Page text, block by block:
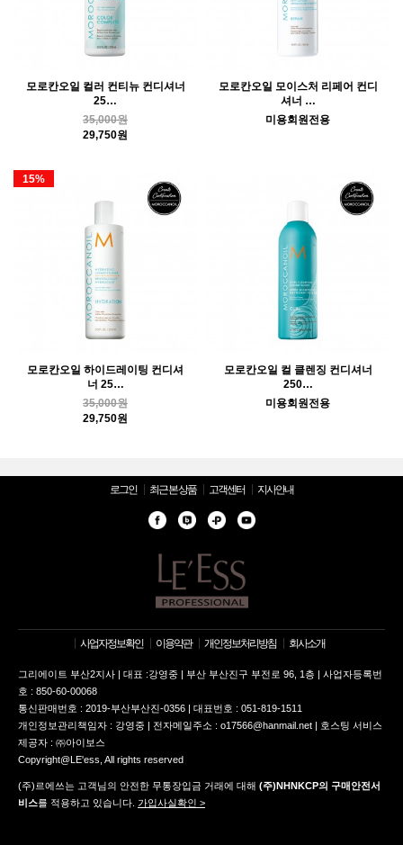
모로칸오일 컬러 컨티뉴 컨디셔너
25…
35,000원
29,750원
모로칸오일 모이스처 리페어 컨디
셔너 …
미용회원전용
모로칸오일 하이드레이팅 컨디셔
너 25…
15%
35,000원
29,750원
모로칸오일 컬 클렌징 컨디셔너
250…
미용회원전용
로그인 최근 본 상품 고객센터 지사안내
사업자정보확인 이용약관 개인정보처리방침 회사소개
그리에이트 부산2지사 | 대표 :강영중 | 부산 부산진구 부전로 96, 1층 | 사업자등록번
호 : 850-60-00068
통신판매번호 : 2019-부산부산진-0356 | 대표번호 : 051-819-1511
개인정보관리책임자 : 강영중 | 전자메일주소 : o17566@hanmail.net | 호스팅 서비스
제공자 : ㈜아이보스
Copyright@LE'ess, All rights reserved
(주)르에쓰는 고객님의 안전한 무통장입금 거래에 대해 (주)NHNKCP의 구매안전서
비스를 적용하고 있습니다. 가입사실확인 >